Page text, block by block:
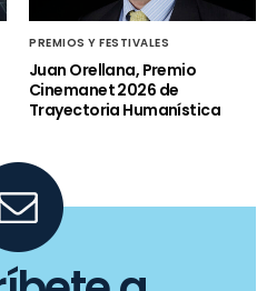
PREMIOS Y FESTIVALES
Juan Orellana, Premio
Cinemanet 2026 de
Trayectoria Humanística